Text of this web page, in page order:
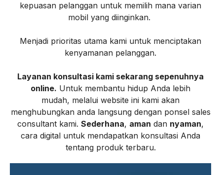
kepuasan pelanggan untuk memilih mana varian
mobil yang diinginkan.
Menjadi prioritas utama kami untuk menciptakan
kenyamanan pelanggan.
Layanan konsultasi kami sekarang sepenuhnya
online. Untuk membantu hidup Anda lebih
mudah, melalui website ini kami akan
menghubungkan anda langsung dengan ponsel sales
consultant kami. Sederhana, aman dan nyaman,
cara digital untuk mendapatkan konsultasi Anda
tentang produk terbaru.